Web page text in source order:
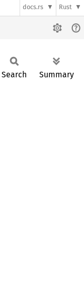
docs.rs Rust
Search Summary